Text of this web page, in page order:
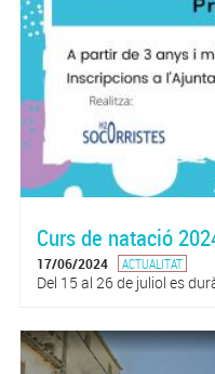
Curs de natació
17/06/2024 ACTUALITAT
Del 15 al 26 de juliol es